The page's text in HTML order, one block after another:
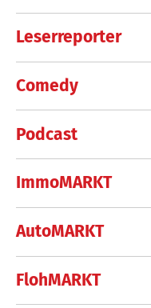
Leserreporter
Comedy
Podcast
ImmoMARKT
AutoMARKT
FlohMARKT